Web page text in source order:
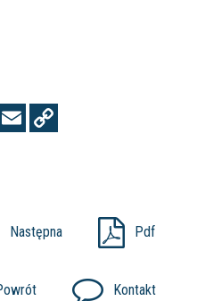
Następna Pdf
Kontakt